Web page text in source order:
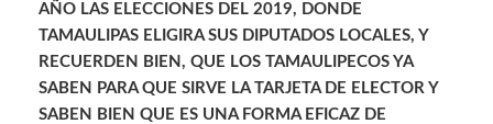
AÑO LAS ELECCIONES DEL 2019, DONDE
TAMAULIPAS ELIGIRA SUS DIPUTADOS LOCALES, Y
RECUERDEN BIEN, QUE LOS TAMAULIPECOS YA
SABEN PARA QUE SIRVE LA TARJETA DE ELECTOR Y
SABEN BIEN QUE ES UNA FORMA EFICAZ DE